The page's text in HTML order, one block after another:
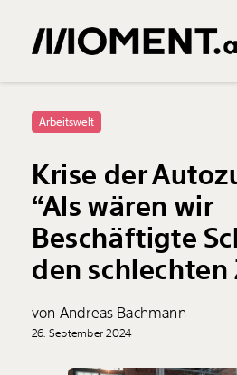
0Treffer
Arbeitswelt
Krise der
“Als wären wir
Beschäftigte
den schlechten
von Andreas Bachmann
26. September 2024